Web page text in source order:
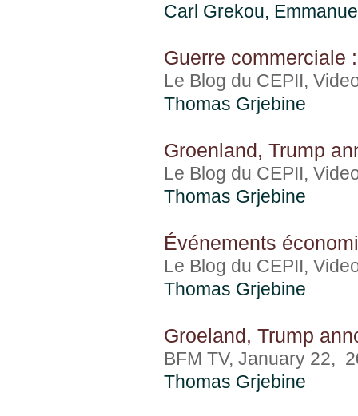
Carl Grekou,
Guerre commerciale
Le Blog du CEPII,
Thomas Grjebine
Groenland, Trump
Le Blog du CEPII,
Thomas Grjebine
Événements
Le Blog du CEPII,
Thomas Grjebine
Groeland, Trump
BFM TV, January 22,
Thomas Grjebine